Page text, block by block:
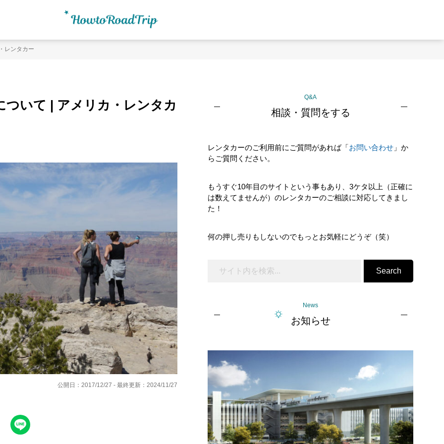
レンタカー
いて | アメリカ・レンタカ
公開日：2017/12/27 - 最終更新：2024/11/27
の
ド
バ
Q&A
相談・質問をする
レンタカーのご利用前にご質問があれば「お問い合わせ 」か
らご質問ください。
もうすぐ10年目のサイトという事もあり、3ケタ以上（正確に
は数えてませんが）のレンタカーのご相談に対応してきまし
た！
何の押し売りもしないのでもっとお気軽にどうぞ（笑）
Search
News
お知らせ